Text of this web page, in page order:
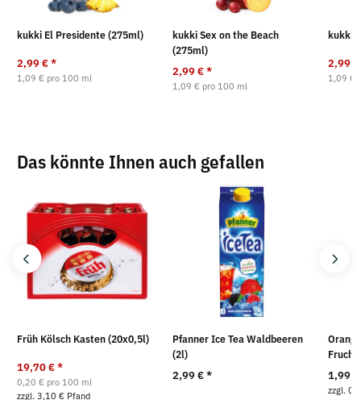
kukki El Presidente (275ml)
2,99 €*
1,09 € pro 100 ml
kukki Sex on the Beach
(275ml)
2,99 €*
1,09 € pro 100 ml
kukki
2,99 €
1,09 €
Das könnte Ihnen auch gefallen
Früh Kölsch Kasten (20x0,5l)
19,70 €*
0,20 € pro 100 ml
zzgl. 3,10 € Pfand
Pfanner Ice Tea Waldbeeren
(2l)
2,99 €*
1,99 €
zzgl.